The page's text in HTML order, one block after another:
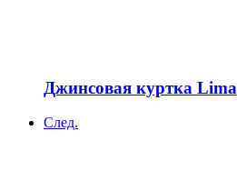
Джинсовая куртка Lima
След.